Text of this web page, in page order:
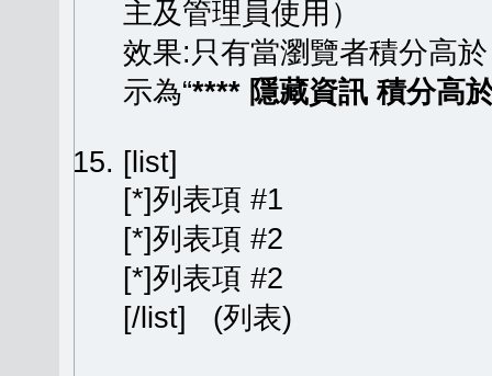
主及管理員使用）
效果:只有當瀏覽者積分高
示為“**** 隱藏資訊 積分高
[list]
[*]列表項 #1
[*]列表項 #2
[*]列表項 #2
[/list] (列表)